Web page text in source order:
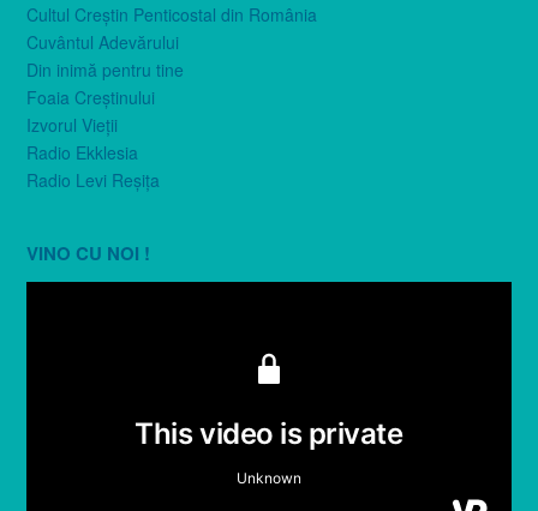
Cultul Creştin Penticostal din România
Cuvântul Adevărului
Din inimă pentru tine
Foaia Creştinului
Izvorul Vieţii
Radio Ekklesia
Radio Levi Reşiţa
VINO CU NOI !